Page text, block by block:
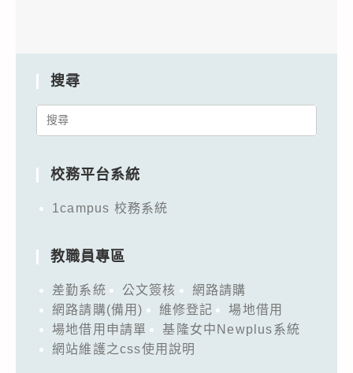
搜尋
Search
校務平台系統
1campus 校務系統
教職員專區
差勤系統 公文簽核
網路請購
網路請購(備用)
維修登記
場地借用
場地借用申請單
基隆女中Newplus系統
網站維護之css使用說明